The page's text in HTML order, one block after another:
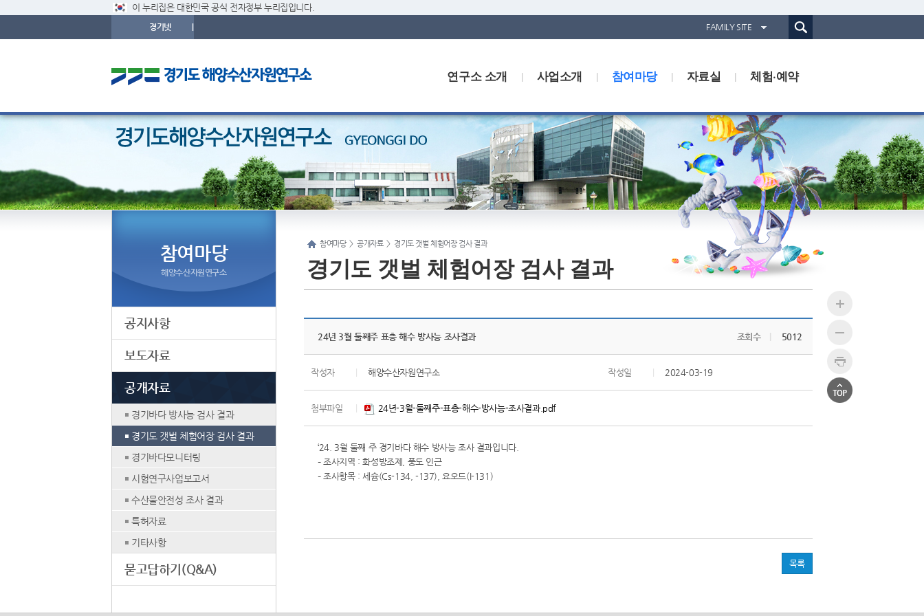
이 누리집은 대한민국 공식 전자정부 누리집입니다.
경기넷 FAMILY SITE
경기도동물위생시험소
경기해양수산자원연구소
통합검색(웹)
체험·예약
자료실
참여마당
사업소개
연구소 소개
참여마당 > 공개자료 > 경기도 갯벌 체험어장 검사 결과
경기도 갯벌 체험어장 검사 결과
24년 3월 둘째주 표층 해수 방사능 조사결과 조회수 5012
작성자 해양수산자원연구소 작성일 2024-03-19
첨부파일 24년-3월-둘째주-표층-해수-방사능-조사결과.pdf
‘24. 3월 둘째 주 경기바다 해수 방사능 조사 결과입니다.
– 조사지역 : 화성방조제, 풍도 인근
– 조사항목 : 세슘(Cs-134, -137), 요오드(I-131)
목록
해양수산자원연구소
참여마당
공지사항
보도자료
공개자료
경기바다 방사능 검사 결과
경기도 갯벌 체험어장 검사 결과
경기바다모니터링
시험연구사업보고서
수산물안전성 조사 결과
특허자료
기타사항
묻고답하기(Q&A)